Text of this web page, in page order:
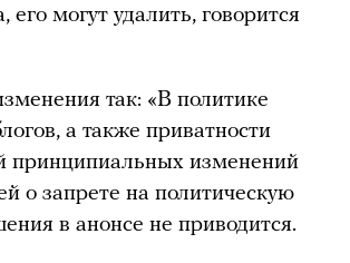
могут удалить, говорится
так: «В политике
а также приватности
принципиальных изменений
о запрете на политическую
в анонсе не приводится.